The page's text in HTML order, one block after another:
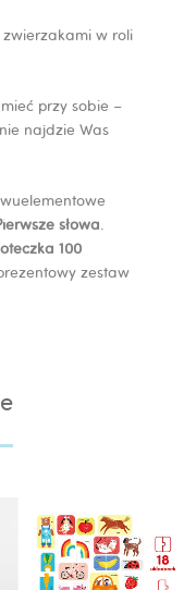
w roli
przy sobie –
najdzie Was
słowa.
100
zestaw